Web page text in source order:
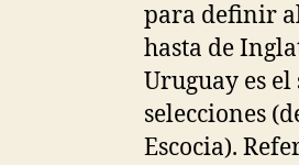
para definir
hasta de
Uruguay es
selecciones
Escocia).